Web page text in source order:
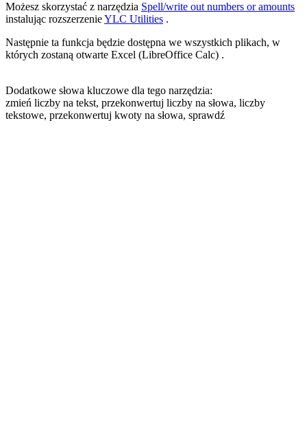
Możesz skorzystać z narzędzia Spell/write out numbers or amounts
instalując rozszerzenieYLC Utilities .
Następnie ta funkcja będzie dostępna we wszystkich plikach, w
których zostaną otwarte Excel (LibreOffice Calc) .
Dodatkowe słowa kluczowe dla tego narzędzia:
zmień liczby na tekst, przekonwertuj liczby na słowa, liczby
tekstowe, przekonwertuj kwoty na słowa, sprawdź